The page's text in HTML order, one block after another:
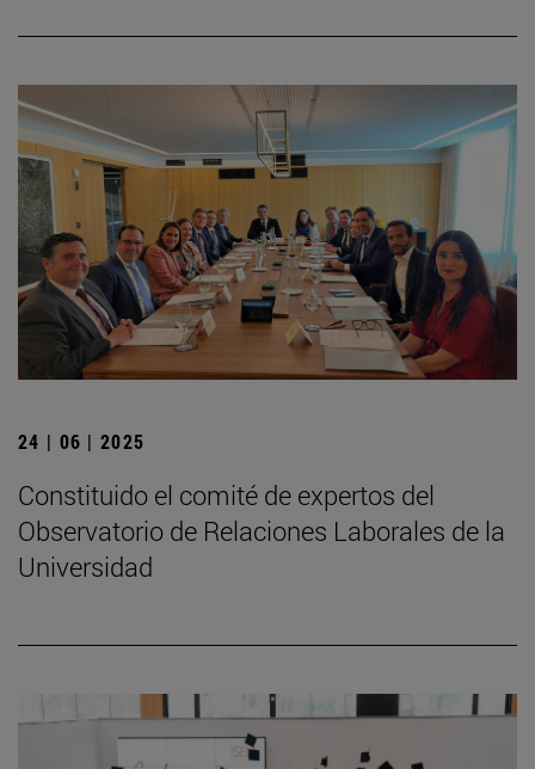
24 | 06 | 2025
Constituido el comité de expertos del
Observatorio de Relaciones Laborales de la
Universidad